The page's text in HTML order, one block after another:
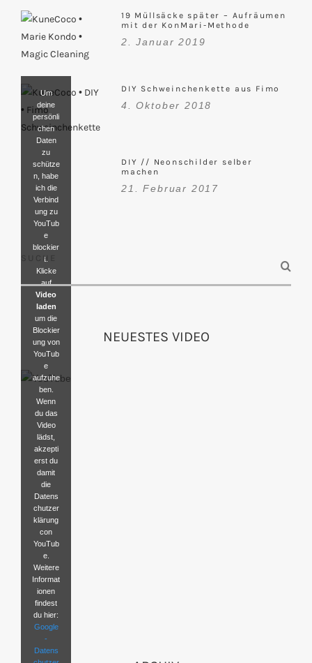
19 Müllsäcke später – Aufräumen
mit der KonMari-Methode
2. Januar 2019
DIY Schweinchenkette aus Fimo
4. Oktober 2018
DIY // Neonschilder selber
machen
21. Februar 2017
SUCHE
NEUESTES VIDEO
Um
deine
persönli
chen
Daten
zu
schütze
n, habe
ich die
Verbind
ung zu
YouTub
e
blockier
t.
Klicke
auf
Video
laden
um die
Blockier
ung von
YouTub
e
aufzuhe
ben.
Wenn
du das
Video
lädst,
akzepti
erst du
damit
die
Datens
chutzer
klärung
con
YouTub
e.
Weitere
Informat
ionen
findest
du hier:
Google
-
Datens